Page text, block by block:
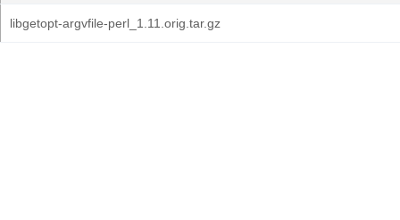
libgetopt-argvfile-perl_1.11.orig.tar.gz